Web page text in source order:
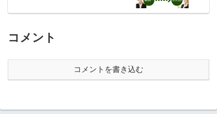
コメント
コメントを書き込む